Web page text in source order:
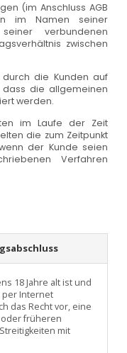
(im Anschluss AGB
im Namen seiner
verbundenen
zwischen
die Kunden auf
die allgemeinen
werden.
im Laufe der Zeit
die zum Zeitpunkt
der Kunde seien
Verfahren
18 Jahre alt ist und
per Internet
das Recht vor, eine
oder früheren
mit